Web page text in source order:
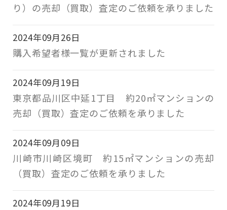
り）の売却（買取）査定のご依頼を承りました
2024年09月26日
購入希望者様一覧が更新されました
2024年09月19日
東京都品川区中延1丁目 約20㎡マンションの
売却（買取）査定のご依頼を承りました
2024年09月09日
川崎市川崎区境町 約15㎡マンションの売却
（買取）査定のご依頼を承りました
2024年09月19日